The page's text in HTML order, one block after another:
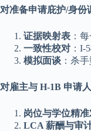
对准备申请庇护/身份
证据映射表 ：
一致性校对 ：I-
模拟面谈 ：杀
对雇主与 H-1B 申请人
岗位与学位精
LCA 薪酬与审